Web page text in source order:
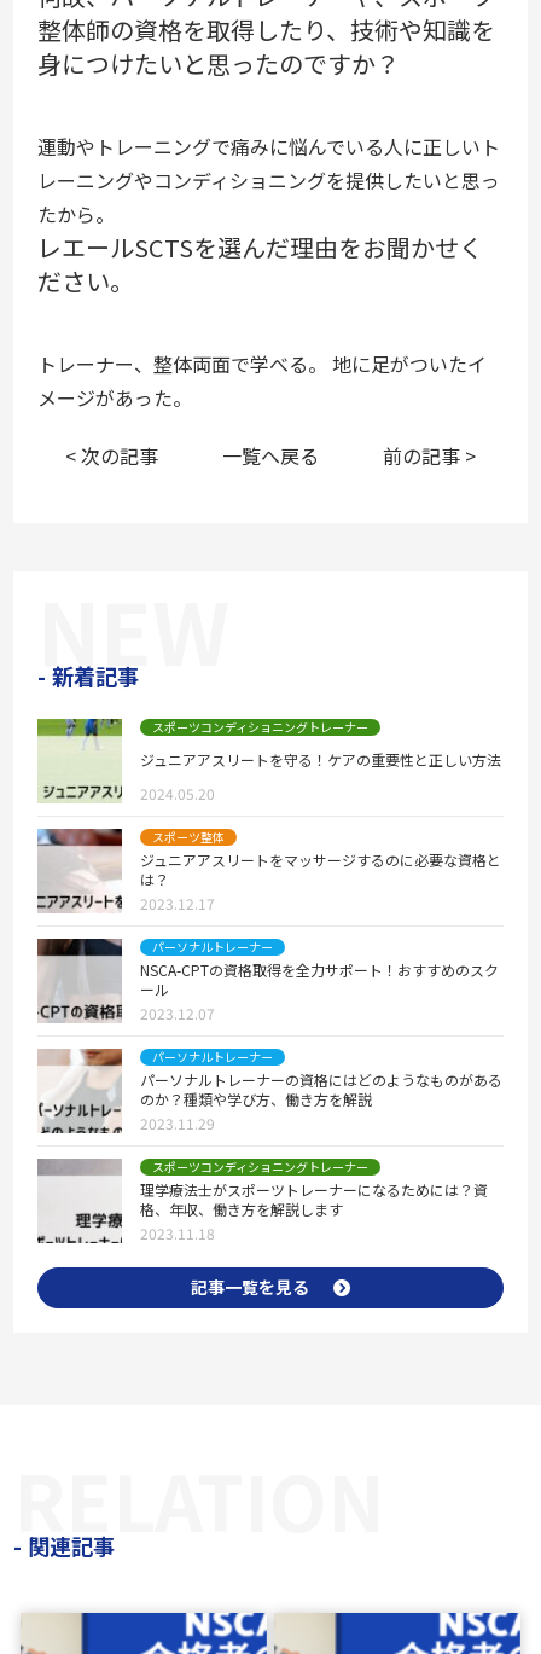
整体師の資格を取得したり、技術や知識を
身につけたいと思ったのですか？
運動やトレーニングで痛みに悩んでいる人に正しいト
レーニングやコンディショニングを提供したいと思っ
たから。
レエールSCTSを選んだ理由をお聞かせく
ださい。
トレーナー、整体両面で学べる。 地に足がついたイ
メージがあった。
< 次の記事
一覧へ戻る 前の記事 >
新着記事
スポーツコンディショニングトレーナー
ジュニアアスリートを守る！ケアの重要性と正しい方法
2024.05.20
スポーツ整体
ジュニアアスリートをマッサージするのに必要な資格と
は？
2023.12.17
パーソナルトレーナー
NSCA-CPTの資格取得を全力サポート！おすすめのスク
ール
2023.12.07
パーソナルトレーナー
パーソナルトレーナーの資格にはどのようなものがある
のか？種類や学び方、働き方を解説
2023.11.29
スポーツコンディショニングトレーナー
理学療法士がスポーツトレーナーになるためには？資
格、年収、働き方を解説します
2023.11.18
記事一覧を見る
関連記事